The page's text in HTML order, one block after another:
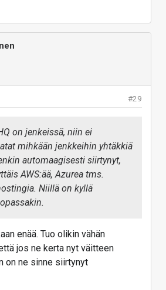
#29
on jenkeissä, niin ei
mihkään jenkkeihin yhtäkkiä
automaagisesti siirtynyt,
AWS:ää, Azurea tms.
Niillä on kyllä
enää. Tuo olikin vähän
jos ne kerta nyt väitteen
on ne sinne siirtynyt